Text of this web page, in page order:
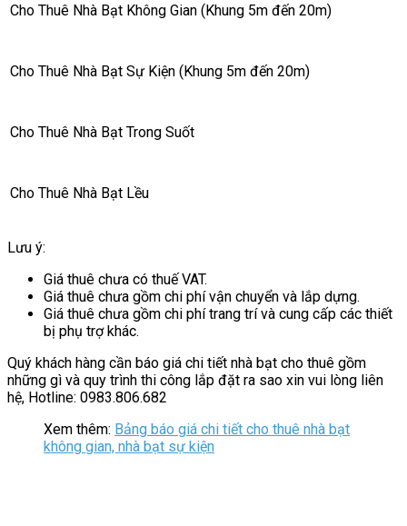
Cho Thuê Nhà Bạt Không Gian (Khung 5m đến 20m)
Cho Thuê Nhà Bạt Sự Kiện (Khung 5m đến 20m)
Cho Thuê Nhà Bạt Trong Suốt
Cho Thuê Nhà Bạt Lều
Lưu ý:
Giá thuê chưa có thuế VAT.
Giá thuê chưa gồm chi phí vận chuyển và lắp dựng.
Giá thuê chưa gồm chi phí trang trí và cung cấp các thiết
bị phụ trợ khác.
Quý khách hàng cần báo giá chi tiết nhà bạt cho thuê gồm
những gì và quy trình thi công lắp đặt ra sao xin vui lòng liên
hệ, Hotline: 0983.806.682
Xem thêm: Bảng báo giá chi tiết cho thuê nhà bạt
không gian, nhà bạt sự kiện